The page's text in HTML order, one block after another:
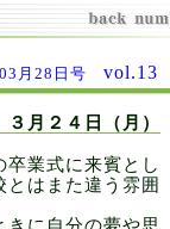
月28日号
３月２４日（月）
業式に来賓とし
とはまた違う雰囲
きに自分の夢や思